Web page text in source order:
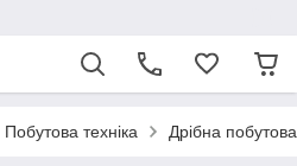
Побутова техніка Дрібна